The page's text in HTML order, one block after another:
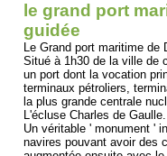
le grand port
guidée
Le Grand port maritime de
Situé à 1h30 de la ville de
un port dont la vocation
terminaux pétroliers,
la plus grande centrale
L'écluse Charles de Gaulle.
Un véritable ' monument '
navires pouvant avoir des